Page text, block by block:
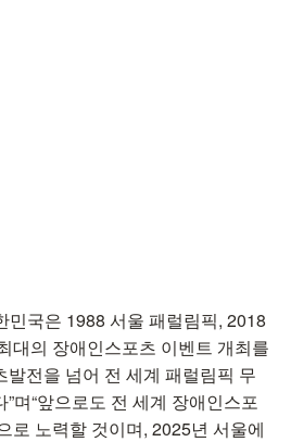
민국은 1988 서울 패럴림픽, 2018
대의 장애인스포츠 이벤트 개최를
전을 넘어 전 세계 패럴림픽 무
며“앞으로도 전 세계 장애인스포
로 노력할 것이며, 2025년 서울에